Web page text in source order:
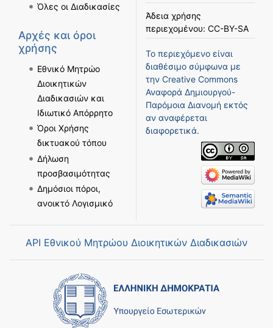
Όλες οι Διαδικασίες
Αρχές και όροι
χρήσης
Εθνικό Μητρώο
Διοικητικών
Διαδικασιών και
Ιδιωτικό Απόρρητο
Όροι Χρήσης
δικτυακού τόπου
Δήλωση
προσβασιμότητας
Δημόσιοι πόροι,
ανοικτό Λογισμικό
Άδεια χρήσης
περιεχομένου: CC-BY-SA
Το περιεχόμενο είναι
διαθέσιμο σύμφωνα με
την Creative Commons
Αναφορά Δημιουργού-
Παρόμοια Διανομή εκτός
αν αναφέρεται
διαφορετικά.
API Εθνικού Μητρώου Διοικητικών Διαδικασιών